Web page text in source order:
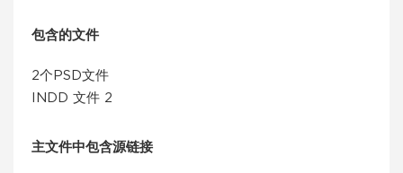
包含的文件
2个PSD文件
INDD 文件 2
主文件中包含源链接